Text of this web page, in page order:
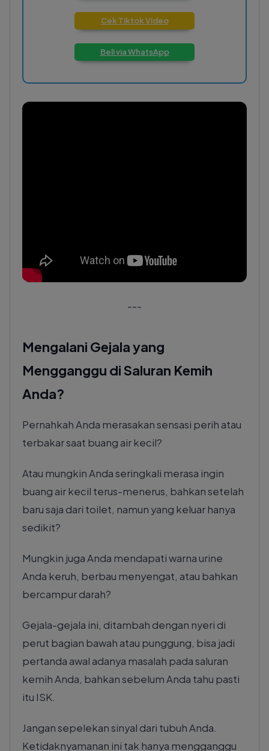
Cek Tiktok Video
Beli via WhatsApp
---
Mengalani Gejala yang
Mengganggu di Saluran Kemih
Anda?
Pernahkah Anda merasakan sensasi perih atau
terbakar saat buang air kecil?
Atau mungkin Anda seringkali merasa ingin
buang air kecil terus-menerus, bahkan setelah
baru saja dari toilet, namun yang keluar hanya
sedikit?
Mungkin juga Anda mendapati warna urine
Anda keruh, berbau menyengat, atau bahkan
bercampur darah?
Gejala-gejala ini, ditambah dengan nyeri di
perut bagian bawah atau punggung, bisa jadi
pertanda awal adanya masalah pada saluran
kemih Anda, bahkan sebelum Anda tahu pasti
itu ISK.
Jangan sepelekan sinyal dari tubuh Anda.
Ketidaknyamanan ini tak hanya mengganggu